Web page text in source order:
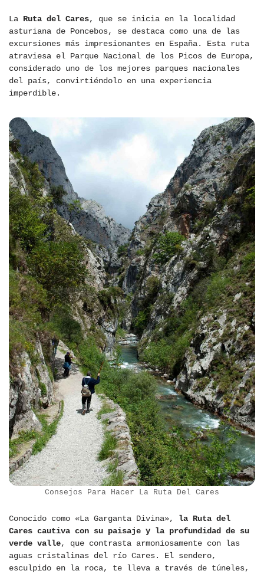
La Ruta del Cares, que se inicia en la localidad
asturiana de Poncebos, se destaca como una de las
excursiones más impresionantes en España. Esta ruta
atraviesa el Parque Nacional de los Picos de Europa,
considerado uno de los mejores parques nacionales
del país, convirtiéndolo en una experiencia
imperdible.
Consejos Para Hacer La Ruta Del Cares
Conocido como «La Garganta Divina», la Ruta del
Cares cautiva con su paisaje y la profundidad de su
verde valle, que contrasta armoniosamente con las
aguas cristalinas del río Cares. El sendero,
esculpido en la roca, te lleva a través de túneles,